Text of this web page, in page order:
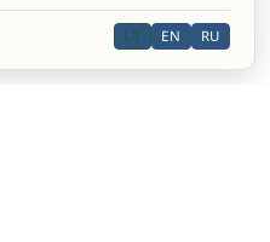
LT EN RU